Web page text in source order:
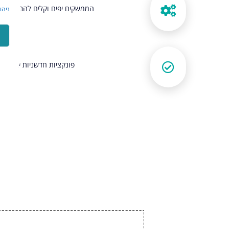
הממשקים יפים וקלים להבנה
פונקציות חדשניות יותר